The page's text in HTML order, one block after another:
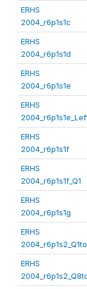
ERHS
2004_r6p1s1c
ERHS
2004_r6p1s1d
ERHS
2004_r6p1s1e
ERHS
ERHS
2004_r6p1s1f
ERHS
2004_r6p1s1f_Q1
ERHS
2004_r6p1s1g
ERHS
ERHS